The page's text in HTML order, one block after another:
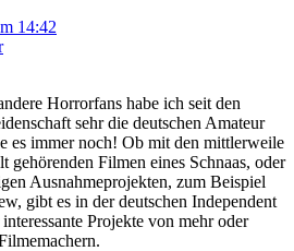
14:42
Horrorfans habe ich seit den
sehr die deutschen Amateur
es immer noch! Ob mit den mittlerweile
gehörenden Filmen eines Schnaas, oder
Ausnahmeprojekten, zum Beispiel
gibt es in der deutschen Independent
Projekte von mehr oder